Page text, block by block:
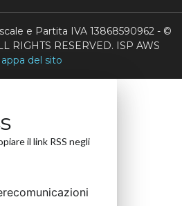
e Partita IVA 13868590962 - ©
RIGHTS RESERVED. ISP AWS
del sito
il link RSS negli